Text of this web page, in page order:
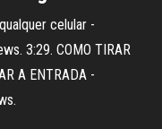
celular -
3:29. COMO TIRAR
A ENTRADA -